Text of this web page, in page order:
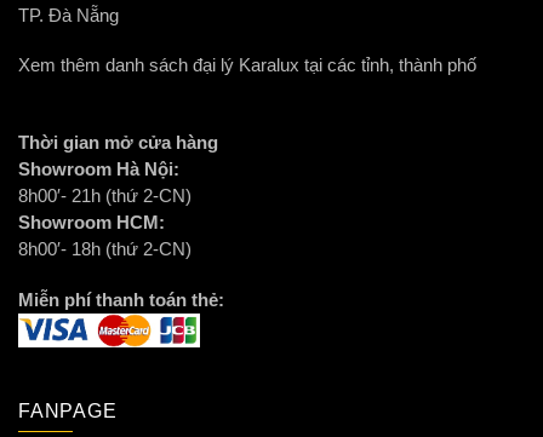
TP. Đà Nẵng
Xem thêm danh sách đại lý Karalux tại các tỉnh, thành phố
Thời gian mở cửa hàng
Showroom Hà Nội:
8h00′- 21h (thứ 2-CN)
Showroom HCM:
8h00′- 18h (thứ 2-CN)
Miễn phí thanh toán thẻ:
FANPAGE